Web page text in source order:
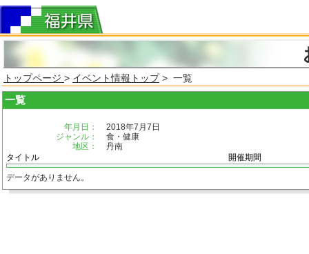
トップページ > イベント情報トップ> 一覧
一覧
年月日：
2018年7月7日
ジャンル：
食・健康
地区：
丹南
タイトル
開催期間
データがありません。